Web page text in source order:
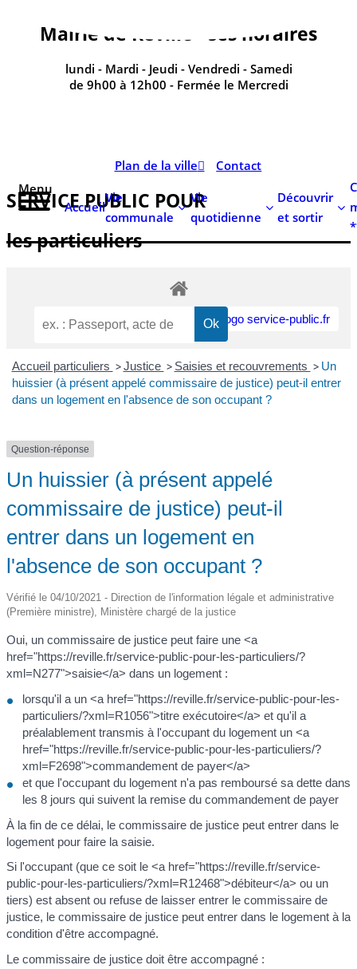
Mairie de Réville - ses horaires
lundi - Mardi - Jeudi - Vendredi - Samedi
de 9h00 à 12h00 - Fermée le Mercredi
Plan de la ville
Contact
Menu
Accueil
Vie
communale
Vie
quotidienne
Découvrir
et sortir
SERVICE PUBLIC POUR​
les particuliers
Accueil particuliers > Justice > Saisies et recouvrements > Un
huissier (à présent appelé commissaire de justice) peut-il entrer
dans un logement en l'absence de son occupant ?
Question-réponse
Un huissier (à présent appelé
commissaire de justice) peut-il
entrer dans un logement en
l'absence de son occupant ?
Vérifié le 04/10/2021 - Direction de l'information légale et administrative
(Première ministre), Ministère chargé de la justice
Oui, un commissaire de justice peut faire une <a
href="https://reville.fr/service-public-pour-les-particuliers/?
xml=N277">saisie</a> dans un logement :
lorsqu'il a un <a href="https://reville.fr/service-public-pour-les-
particuliers/?xml=R1056">titre exécutoire</a> et qu'il a
préalablement transmis à l'occupant du logement un <a
href="https://reville.fr/service-public-pour-les-particuliers/?
xml=F2698">commandement de payer</a>
et que l'occupant du logement n'a pas remboursé sa dette dans
les 8 jours qui suivent la remise du commandement de payer
À la fin de ce délai, le commissaire de justice peut entrer dans le
logement pour faire la saisie.
Si l'occupant (que ce soit le <a href="https://reville.fr/service-
public-pour-les-particuliers/?xml=R12468">débiteur</a> ou un
tiers) est absent ou refuse de laisser entrer le commissaire de
justice, le commissaire de justice peut entrer dans le logement à la
condition d'être accompagné.
Le commissaire de justice doit être accompagné :